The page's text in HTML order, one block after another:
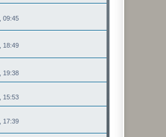
09:45
18:49
19:38
15:53
17:39